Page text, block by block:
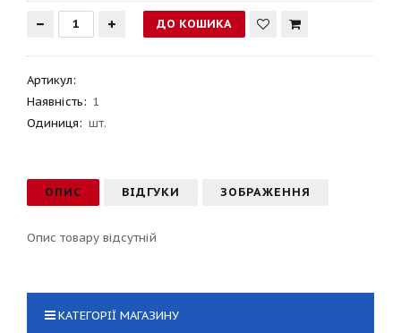
Артикул:
Наявність: 1
Одиниця: шт.
ОПИС ВІДГУКИ ЗОБРАЖЕННЯ
Опис товару відсутній
КАТЕГОРІЇ МАГАЗИНУ